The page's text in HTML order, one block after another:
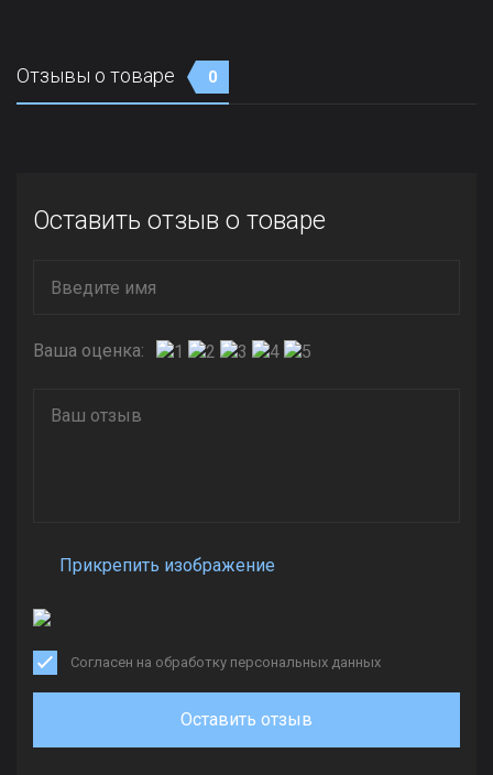
Отзывы о товаре 0
Оставить отзыв о товаре
Ваша оценка:
Прикрепить изображение
Согласен на обработку персональных данных
Оставить отзыв